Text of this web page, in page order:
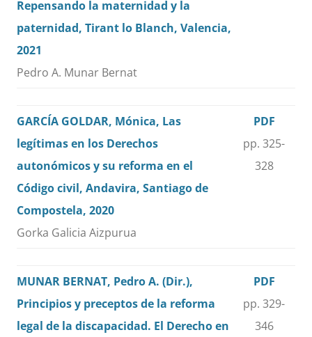
Repensando la maternidad y la
paternidad, Tirant lo Blanch, Valencia,
2021
Pedro A. Munar Bernat
GARCÍA GOLDAR, Mónica, Las
legítimas en los Derechos
autonómicos y su reforma en el
Código civil, Andavira, Santiago de
Compostela, 2020
Gorka Galicia Aizpurua
PDF
pp. 325-
328
MUNAR BERNAT, Pedro A. (Dir.),
Principios y preceptos de la reforma
legal de la discapacidad. El Derecho en
PDF
pp. 329-
346